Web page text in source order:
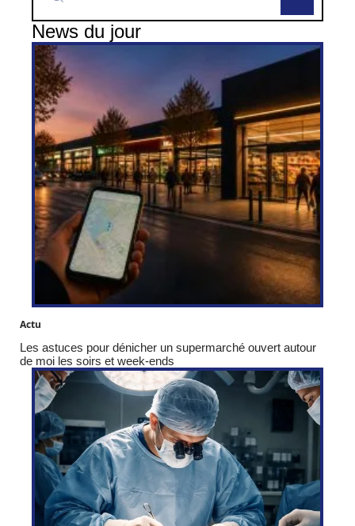
News du jour
Actu
Les astuces pour dénicher un supermarché ouvert autour
de moi les soirs et week-ends